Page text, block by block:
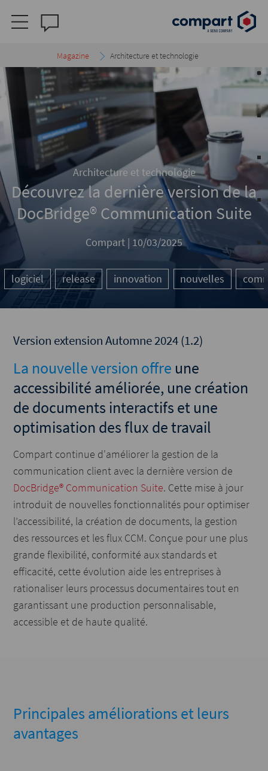
Magazine Architecture et technologie
Architecture et technologie
Découvrez la dernière version de la
DocBridge® Communication Suite
Compart | 10/03/2025
logiciel release innovation nouvelles
Version extension Automne 2024 (1.2)
La nouvelle version offre une
accessibilité améliorée, une création
de documents interactifs et une
optimisation des flux de travail
Compart continue d'améliorer la gestion de la
communication client avec la dernière version de
DocBridge® Communication Suite. Cette mise à jour
introduit de nouvelles fonctionnalités pour optimiser
l’accessibilité, la création de documents, la gestion
des ressources et les flux CCM. Conçue pour une plus
grande flexibilité, conformité aux standards et
efficacité, cette évolution aide les entreprises à
rationaliser leurs processus documentaires tout en
garantissant une production personnalisable,
accessible et de haute qualité.
Principales améliorations et leurs
avantages